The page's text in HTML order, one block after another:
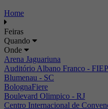
Home
Feiras
Quando
Onde
Arena Jaguariuna
Auditório Albano Franco -
Blumenau - SC
BolognaFiere
Boulevard Olimpico - RJ
Centro Internacional de